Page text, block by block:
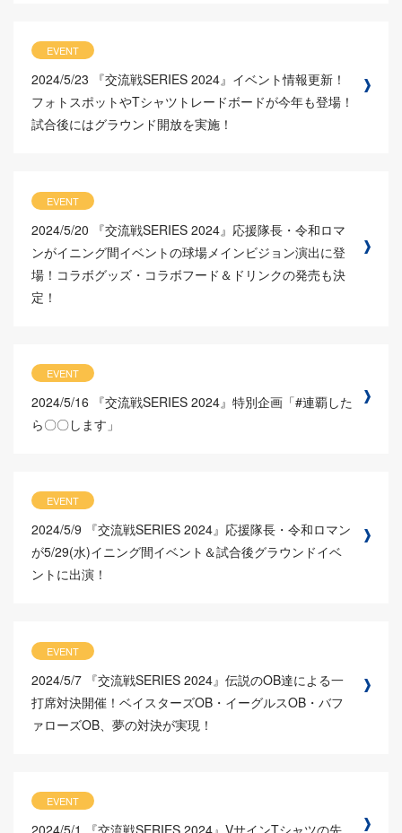
EVENT
2024/5/23
『交流戦SERIES 2024』イベント情報更新！
フォトスポットやTシャツトレードボードが今年も登場！
試合後にはグラウンド開放を実施！
EVENT
2024/5/20
『交流戦SERIES 2024』応援隊長・令和ロマ
ンがイニング間イベントの球場メインビジョン演出に登
場！コラボグッズ・コラボフード＆ドリンクの発売も決
定！
EVENT
2024/5/16
『交流戦SERIES 2024』特別企画「#連覇した
ら〇〇します」
EVENT
2024/5/9
『交流戦SERIES 2024』応援隊長・令和ロマン
が5/29(水)イニング間イベント＆試合後グラウンドイベ
ントに出演！
EVENT
2024/5/7 『交流戦SERIES 2024』伝説のOB達による一
打席対決開催！ベイスターズOB・イーグルスOB・バフ
ァローズOB、夢の対決が実現！
EVENT